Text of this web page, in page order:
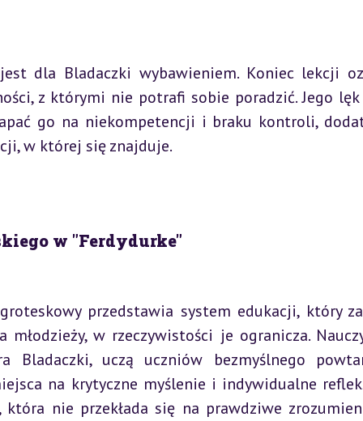
z którymi nie potrafi sobie poradzić. Jego lęk
go na niekompetencji i braku kontroli,
w której się znajduje.
w "Ferdydurke"
w rzeczywistości je ogranicza.
Bladaczki, uczą uczniów bezmyślnego
na krytyczne myślenie i indywidualne
nie przekłada się na prawdziwe